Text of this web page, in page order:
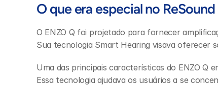
O que era especial no
O ENZO Q foi projetado para fornecer
Sua tecnologia Smart Hearing visava oferecer
Uma das principais características do ENZO Q
Essa tecnologia ajudava os usuários a se